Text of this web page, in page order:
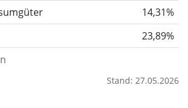
14,31%
23,89%
Stand: 27.05.2026